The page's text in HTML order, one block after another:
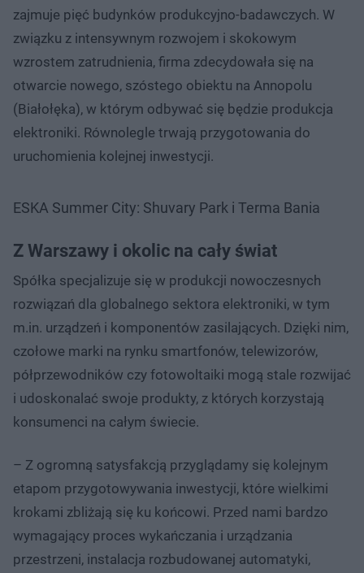
zajmuje pięć budynków produkcyjno-badawczych. W
związku z intensywnym rozwojem i skokowym
wzrostem zatrudnienia, firma zdecydowała się na
otwarcie nowego, szóstego obiektu na Annopolu
(Białołęka), w którym odbywać się będzie produkcja
elektroniki. Równolegle trwają przygotowania do
uruchomienia kolejnej inwestycji.
ESKA Summer City: Shuvary Park i Terma Bania
Z Warszawy i okolic na cały świat
Spółka specjalizuje się w produkcji nowoczesnych
rozwiązań dla globalnego sektora elektroniki, w tym
m.in. urządzeń i komponentów zasilających. Dzięki nim,
czołowe marki na rynku smartfonów, telewizorów,
półprzewodników czy fotowoltaiki mogą stale rozwijać
i udoskonalać swoje produkty, z których korzystają
konsumenci na całym świecie.
– Z ogromną satysfakcją przyglądamy się kolejnym
etapom przygotowywania inwestycji, które wielkimi
krokami zbliżają się ku końcowi. Przed nami bardzo
wymagający proces wykańczania i urządzania
przestrzeni, instalacja rozbudowanej automatyki,